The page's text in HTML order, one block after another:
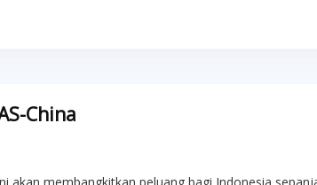
China